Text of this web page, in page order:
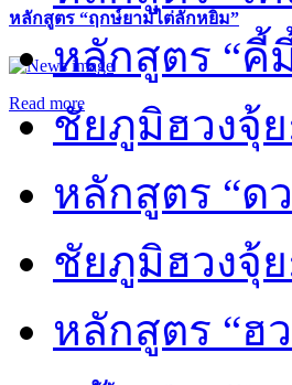
หลักสูตร “ฤกษ์ยามไต่ลักหยิ่ม”
Read more
หลักสูตร “คี้
ชัยภูมิฮวงจุ้ย
หลักสูตร “ด
ชัยภูมิฮวงจุ้
หลักสูตร “ฮ